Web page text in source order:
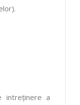
intreținere a